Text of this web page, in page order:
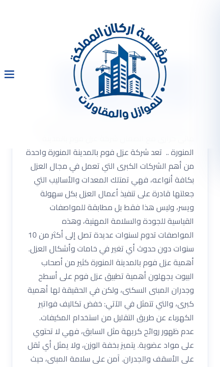
شركة عزل فوم بالمدينة
المنورة 0533334179 عزل
مائى حرارى مع الضمان
المنورة .. تعد شركة عزل فوم بالمدينة المنورة واحدة
من أهم الشركات الكبرى التي تعمل في مجال العزل
بكافة أنواعه، فهي تمتلك المعدات والأساليب التي
جعلتها قادرة على تنفيذ أعمال العزل بكل سهولة
ويسر، وليس هذا فقط بل مطابقة للمواصفات
القياسية للجودة والسلامة المهنية، وهذه
المواصفات تدوم لسنوات عديدة تصل إلى أكثر من 10
سنوات دون حدوث أي تغير في خامات وأشكال العزل.
أهمية عزل فوم بالمدينة المنورة كثير من أصحاب
البيوت يجهلون أهمية تطبيق عزل فوم على أسطح
وجدران المبنى السكنى، ولكن في الحقيقة لها أهمية
كبرى، والتي تتمثل في الآتي: خفض تكاليف فواتير
الكهرباء عن طريق التقليل من استخدام المكيفات.
عدم ظهور روائح كريهة مثل السابق، فهي لا تحتوي
على مواد عضوية. يتميز بخفة الوزن، ولا يمثل أي ثقل
على الأسقف والجدران. آمن على سلامة المبنى، حيث